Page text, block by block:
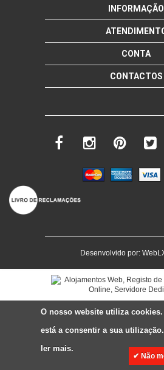
INFORMAÇÃO
CONTA
CONTACTOS
Desenvolvido por:
O nosso website utiliza
está a consentir a sua utilização.
ler mais.
✔ Não